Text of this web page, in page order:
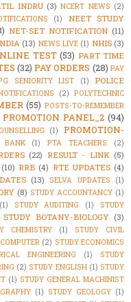
INDRU (3) NCERT NEWS (2)
(1)
NEET STUDY
NET-SET NOTIFICATION (11)
(13) NEWS LIVE (1) NHIS (3)
TEST (53) PART TIME
(32) PAY ORDERS (28) PAY
SENIORITY LIST (1)
POLICE
(2) POLYTECHNIC
(55) POSTS-TO-REMEMBER
PROMOTION PANEL_2 (94)
(1)
PROMOTION-
BANK (1) PTA TEACHERS
(2)
(22) RESULT - LINK (5)
(10) RRB (4) RTE UPDATES (4)
(13) SELVA UPDATES
(1)
(8) STUDY ACCOUNTANCY (1)
(1) STUDY AUDITING (1)
STUDY
STUDY BOTANY-BIOLOGY (3)
CHEMISTRY (1)
STUDY CIVIL
(2) STUDY ECONOMICS
ENGINEERING (1)
STUDY
(2) STUDY ENGLISH (1) STUDY
(1) STUDY GENERAL MACHINIST
(1) STUDY GEOLOGY (1)